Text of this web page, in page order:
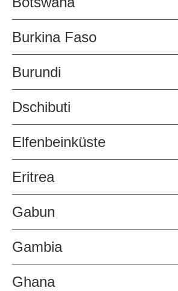
Burkina Faso
Burundi
Dschibuti
Elfenbeinküste
Eritrea
Gabun
Gambia
Ghana